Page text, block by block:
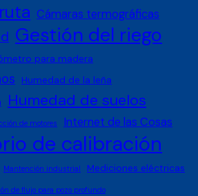
Cámaras termográficas
Gestión del riego
para madera
Humedad de la leña
Humedad de suelos
de motores Internet de las Cosas
de calibración
Mantención industrial
Mediciones eléctricas
de flujo para pozo profundo